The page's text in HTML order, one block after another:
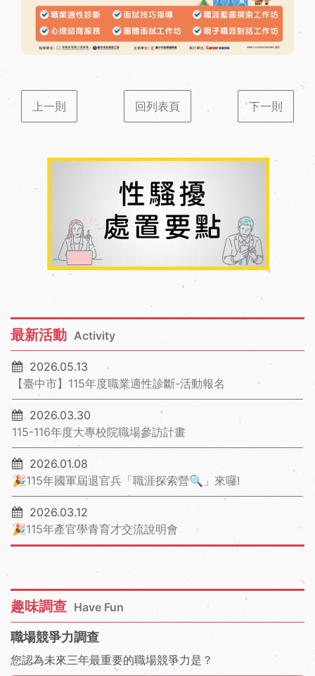
上一則 回列表頁 下一則
最新活動 Activity
2026.05.13
【臺中市】115年度職業適性診斷-活動報名
2026.03.30
115-116年度大專校院職場參訪計畫
2026.01.08
🎉115年國軍屆退官兵「職涯探索營🔍」來囉!
2026.03.12
🎉115年產官學青育才交流說明會
趣味調查 Have Fun
職場競爭力調查
您認為未來三年最重要的職場競爭力是？